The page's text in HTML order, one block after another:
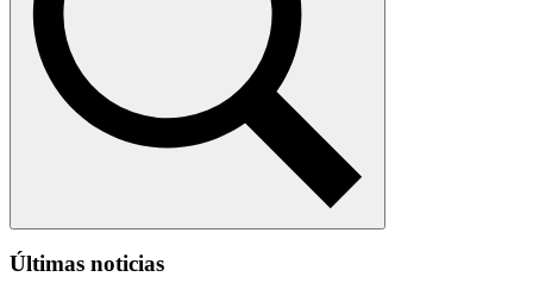
Últimas noticias